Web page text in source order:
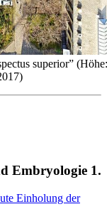
superior”
Embryologie 1.
Einholung der